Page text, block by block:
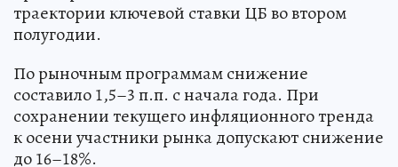
траектории ключевой ставки ЦБ во втором
полугодии.
По рыночным программам снижение
составило 1,5–3 п.п. с начала года. При
сохранении текущего инфляционного тренда
к осени участники рынка допускают снижение
до 16–18%.